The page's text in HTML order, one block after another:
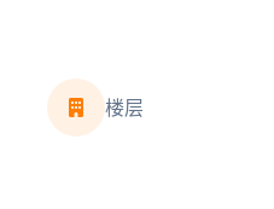
楼层